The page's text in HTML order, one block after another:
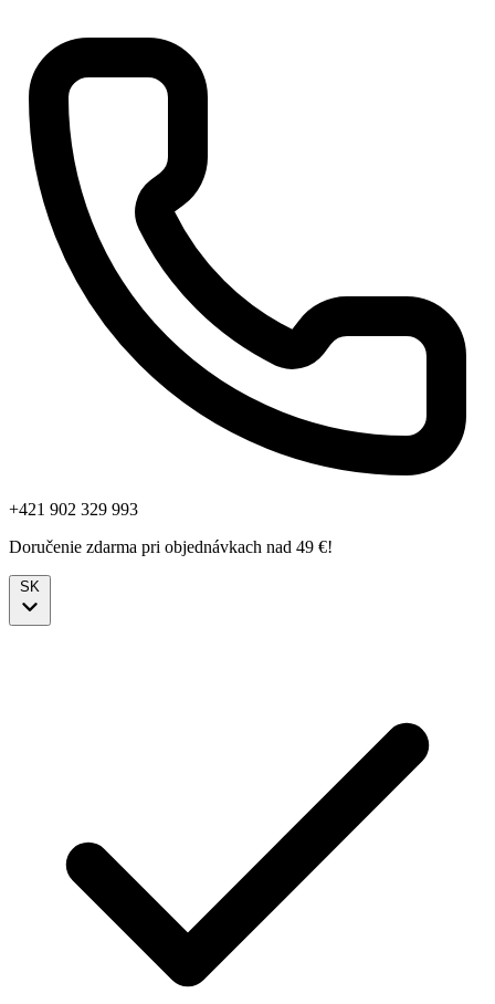
+421 902 329 993
Doručenie zdarma pri objednávkach nad 49 €!
SK